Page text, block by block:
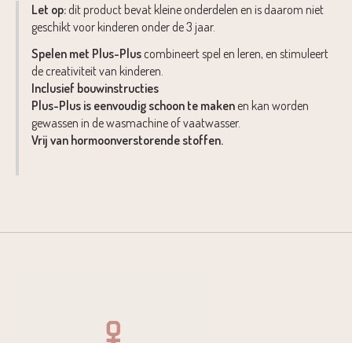
Let op: dit product bevat kleine onderdelen en is daarom niet
geschikt voor kinderen onder de 3 jaar.
Spelen met Plus-Plus combineert spel en leren, en stimuleert
de creativiteit van kinderen.
Inclusief bouwinstructies
Plus-Plus is eenvoudig schoon te maken en kan worden
gewassen in de wasmachine of vaatwasser.
Vrij van hormoonverstorende stoffen.